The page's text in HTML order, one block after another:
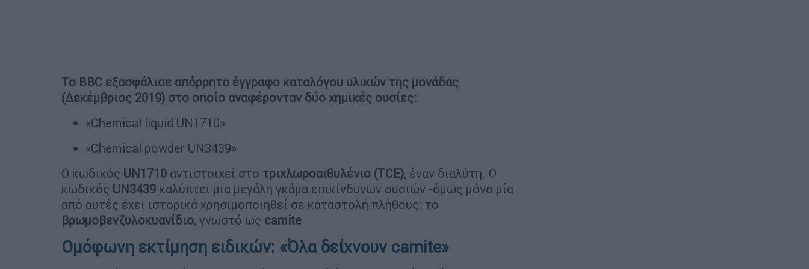
Το BBC εξασφάλισε απόρρητο έγγραφο καταλόγου υλικών της μονάδας
(Δεκέμβριος 2019) στο οποίο αναφέρονταν δύο χημικές ουσίες:
«Chemical liquid UN1710»
«Chemical powder UN3439»
Ο κωδικός UN1710 αντιστοιχεί στο τριχλωροαιθυλένιο (TCE), έναν διαλύτη. Ο
κωδικός UN3439 καλύπτει μια μεγάλη γκάμα επικίνδυνων ουσιών -όμως μόνο μία
από αυτές έχει ιστορικά χρησιμοποιηθεί σε καταστολή πλήθους: το
βρωμοβενζυλοκυανίδιο, γνωστό ως camite
Ομόφωνη εκτίμηση ειδικών: «Όλα δείχνουν camite»